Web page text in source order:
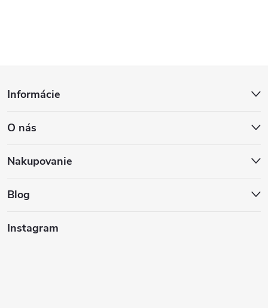
p
ä
Informácie
O nás
Nakupovanie
Blog
Instagram